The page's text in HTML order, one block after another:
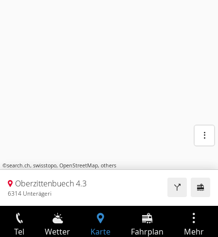
©search.ch, swisstopo, OpenStreetMap, others
Oberzittenbuech 4.3
6314 Unterägeri
Tel Wetter Karte Fahrplan Mehr